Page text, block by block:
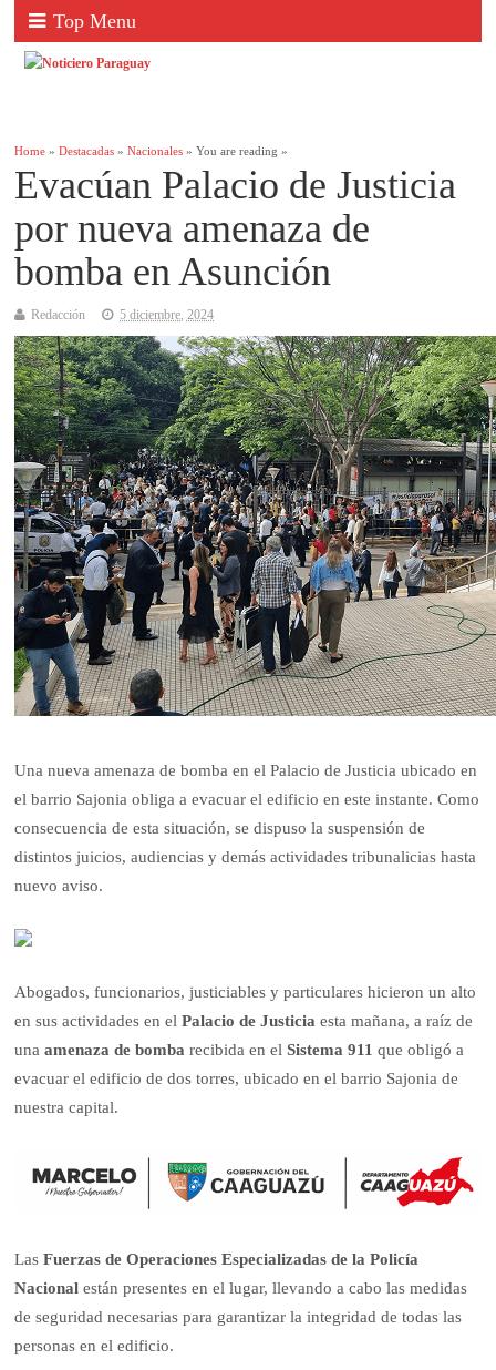
Top Menu
Home »Destacadas »Nacionales » You are reading »
Evacúan Palacio de Justicia
por nueva amenaza de
bomba en Asunción
Redacción 5 diciembre, 2024
Una nueva amenaza de bomba en el Palacio de Justicia ubicado en
el barrio Sajonia obliga a evacuar el edificio en este instante. Como
consecuencia de esta situación, se dispuso la suspensión de
distintos juicios, audiencias y demás actividades tribunalicias hasta
nuevo aviso.
Abogados, funcionarios, justiciables y particulares hicieron un alto
en sus actividades en elPalacio de Justicia esta mañana, a raíz de
unaamenaza de bomba recibida en elSistema 911 que obligó a
evacuar el edificio de dos torres, ubicado en el barrio Sajonia de
nuestra capital.
LasFuerzas de Operaciones Especializadas de la Policía
Nacionalestán presentes en el lugar, llevando a cabo las medidas
de seguridad necesarias para garantizar la integridad de todas las
personas en el edificio.